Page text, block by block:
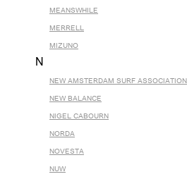
MEANSWHILE
MERRELL
MIZUNO
N
NEW AMSTERDAM SURF ASSOCIATION
NEW BALANCE
NIGEL CABOURN
NORDA
NOVESTA
NUW